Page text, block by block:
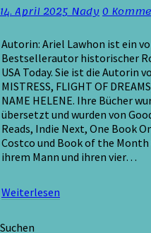
Ariel
Videorezension
14. April 2025Nady0
Autorin: Ariel Lawhon ist ein
Bestsellerautor historischer
USA Today. Sie ist die Autorin
MISTRESS, FLIGHT OF
NAME HELENE. Ihre Bücher
übersetzt und wurden von
Reads, Indie Next, One Book
Costco und Book of the
ihrem Mann und ihren vier…
Weiterlesen
Suchen